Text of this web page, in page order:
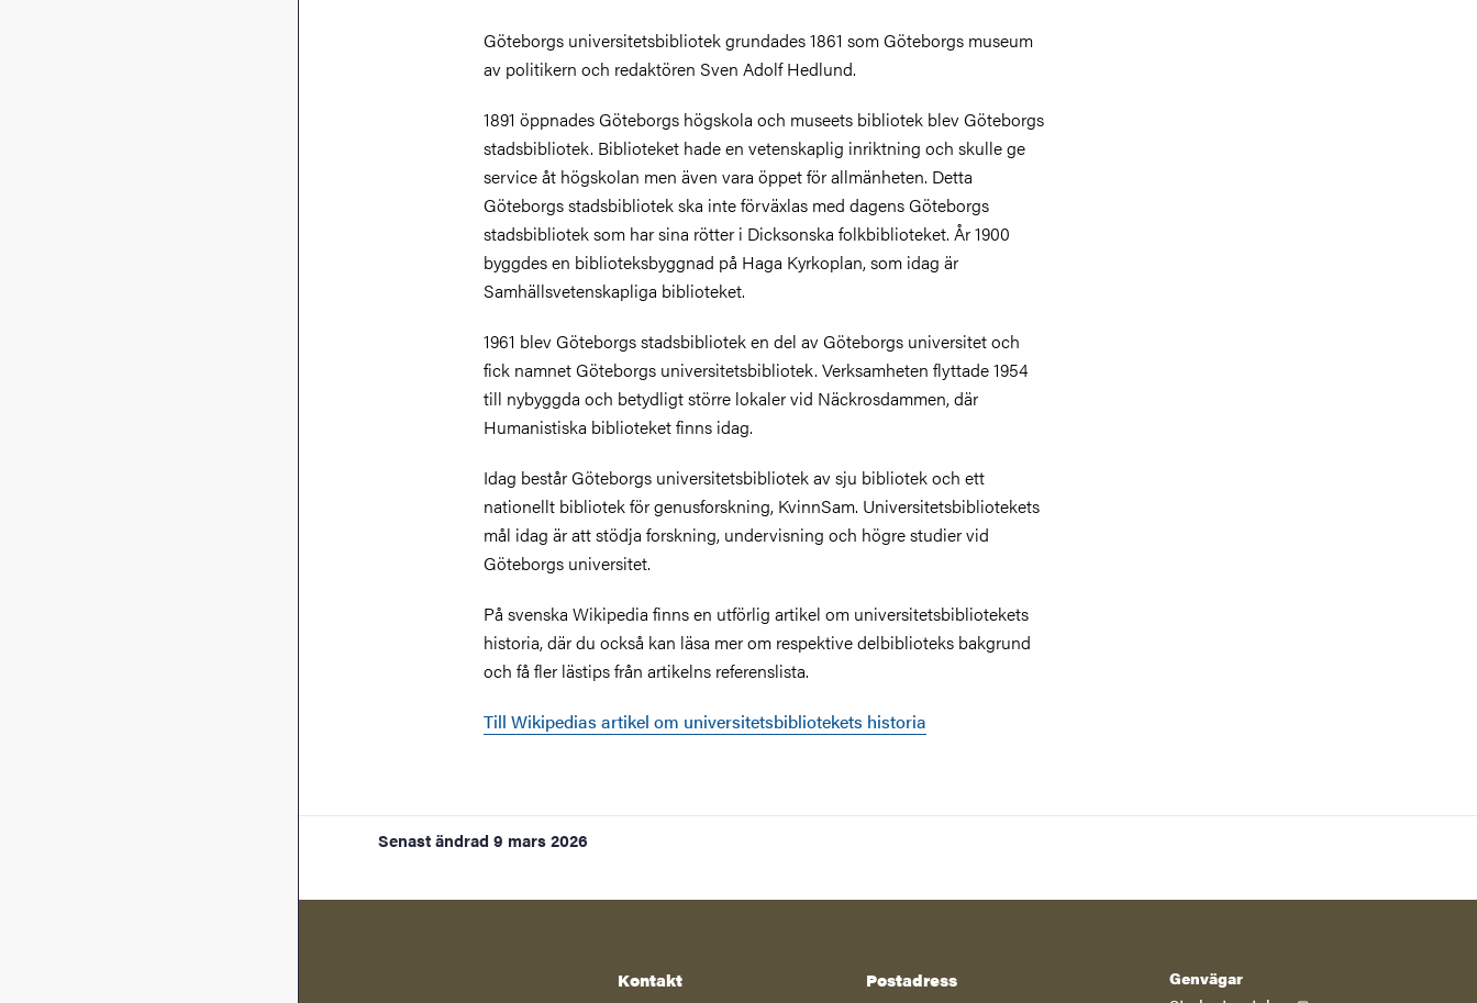
Göteborgs universitetsbibliotek grundades 1861 som Göteborgs museum
av politikern och redaktören Sven Adolf Hedlund.
1891 öppnades Göteborgs högskola och museets bibliotek blev Göteborgs
stadsbibliotek. Biblioteket hade en vetenskaplig inriktning och skulle ge
service åt högskolan men även vara öppet för allmänheten. Detta
Göteborgs stadsbibliotek ska inte förväxlas med dagens Göteborgs
stadsbibliotek som har sina rötter i Dicksonska folkbiblioteket. År 1900
byggdes en biblioteksbyggnad på Haga Kyrkoplan, som idag är
Samhällsvetenskapliga biblioteket.
1961 blev Göteborgs stadsbibliotek en del av Göteborgs universitet och
fick namnet Göteborgs universitetsbibliotek. Verksamheten flyttade 1954
till nybyggda och betydligt större lokaler vid Näckrosdammen, där
Humanistiska biblioteket finns idag.
Idag består Göteborgs universitetsbibliotek av sju bibliotek och ett
nationellt bibliotek för genusforskning, KvinnSam. Universitetsbibliotekets
mål idag är att stödja forskning, undervisning och högre studier vid
Göteborgs universitet.
På svenska Wikipedia finns en utförlig artikel om universitetsbibliotekets
historia, där du också kan läsa mer om respektive delbiblioteks bakgrund
och få fler lästips från artikelns referenslista.
Till Wikipedias artikel om universitetsbibliotekets historia
Senast ändrad 9 mars 2026
Kontakt
Postadress
Genvägar